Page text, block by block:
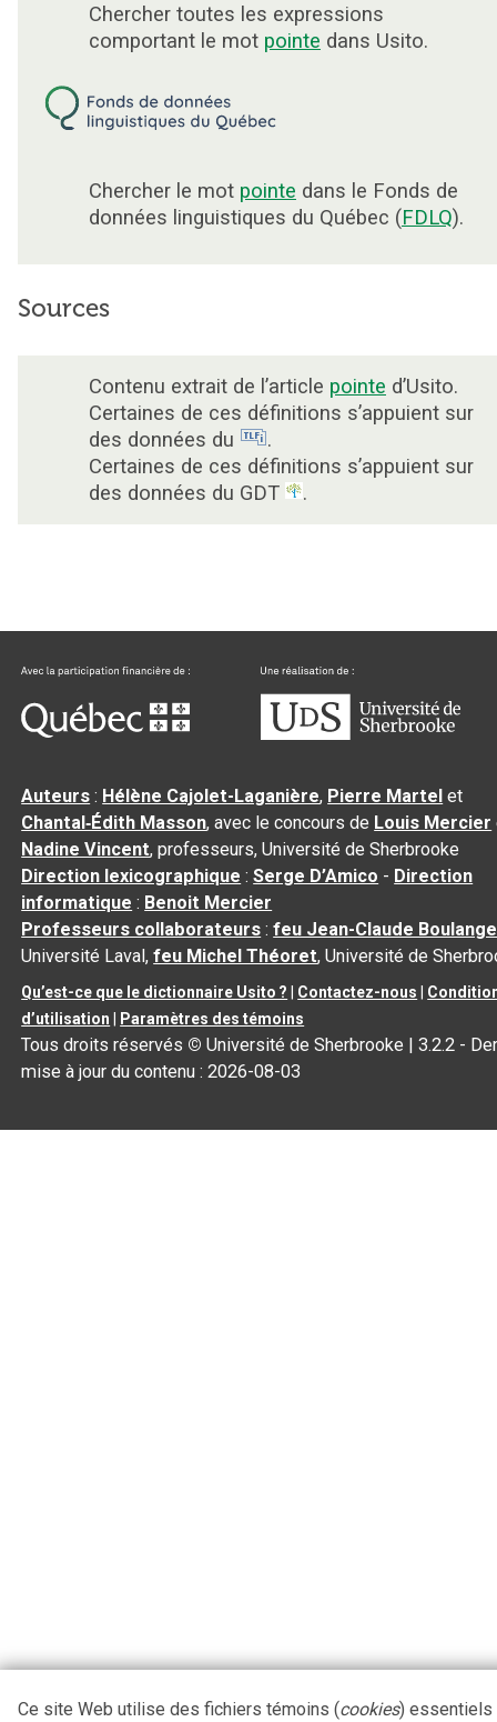
Chercher toutes les expressions
comportant le mot pointe dans Usito.
Chercher le mot pointe dans le Fonds de
données linguistiques du Québec (FDLQ).
Sources
Contenu extrait de l’article pointe d’Usito.
Certaines de ces définitions s’appuient sur
des données du
.
Certaines de ces définitions s’appuient sur
des données du GDT
.
Auteurs : Hélène Cajolet-Laganière, Pierre Martel et
Chantal‑Édith Masson, avec le concours de Louis Mercier
Nadine Vincent, professeurs, Université de Sherbrooke
Direction lexicographique :Serge D’Amico - Direction
informatique : Benoit Mercier
Professeurs collaborateurs :feu Jean-Claude
Université Laval,feu Michel Théoret, Université de
Qu’est-ce que le dictionnaire Usito ? Contactez-nous
d’utilisation
Paramètres des témoins
Tous droits réservés © Université de Sherbrooke |3.2.2 -
mise à jour du contenu :2026-08-03
Ce site Web utilise des fichiers témoins (cookies) essentiels